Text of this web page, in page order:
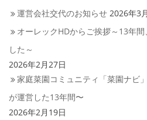
運営会社交代のお知らせ 2026年3
オーレックHDからご挨拶～13年
した～
2026年2月27日
家庭菜園コミュニティ「菜園ナビ
が運営した13年間〜
2026年2月19日